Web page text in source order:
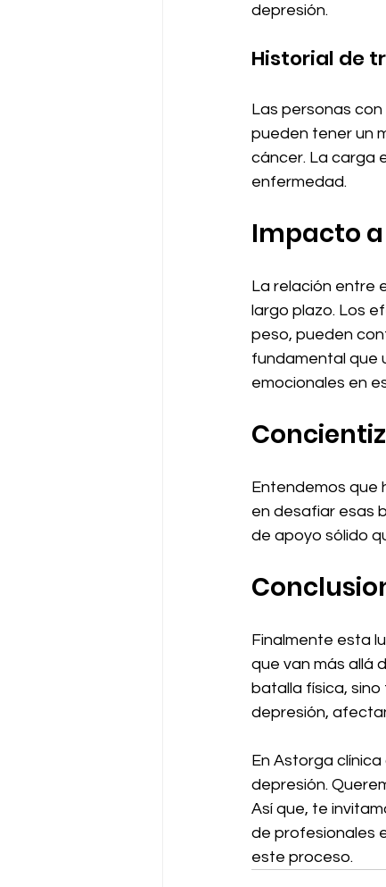
depresión.
Historial de
Las personas
pueden tener un
cáncer. La carga
enfermedad.
Impacto
La relación entre
largo plazo. Los
peso, pueden
fundamental que
emocionales en
Entendemos que
en desafiar esas
de apoyo sólido
Finalmente esta
que van más allá
batalla física,
depresión,
En Astorga
depresión.
Así que, te
de profesionales
este proceso.